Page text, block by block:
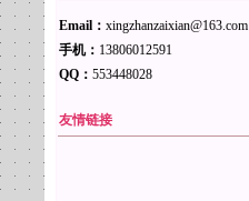
Email： xingzhanzaixian@163.com
手机： 13806012591
QQ： 553448028
友情链接